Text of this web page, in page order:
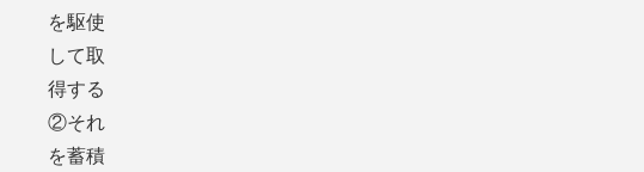
を駆使
して取
得する
②それ
を蓄積